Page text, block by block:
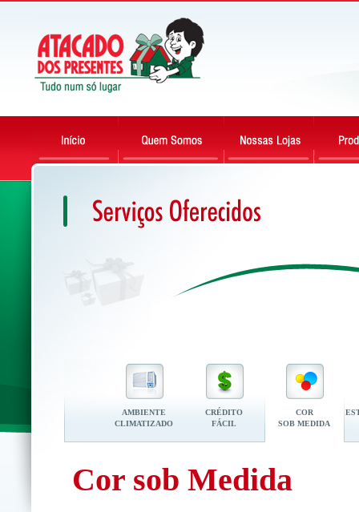
AMBIENTE
CLIMATIZADO
CRÉDITO
FÁCIL
COR
SOB MEDIDA
Cor sob Medida